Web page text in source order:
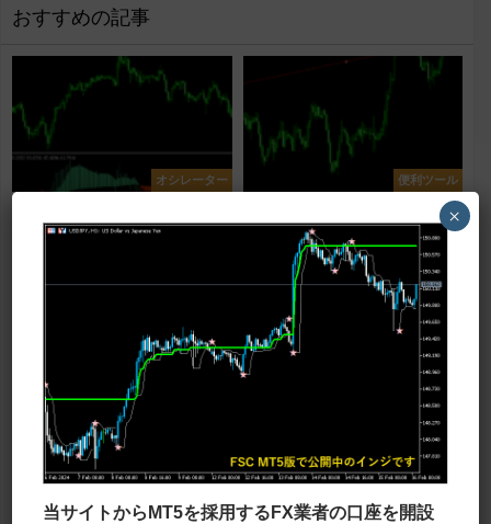
おすすめの記事
オシレーター
「Rsi-divergence-candles」
便利ツール
自分で引いたラインをブレイク
したらアラートを鳴らせる
「Breakout」
自分で引いたラインに価格がタッチした
らアラートを鳴らすことができるインジ
です。 このインジを使えば、任意のラ
インでアラートを鳴らせます。 使...
計算は複雑そうだが、使い方は
シンプルなオシレーター
ローソク足
チャート上に年足を重ねて表示
する「Y1_Candles_BTEv」
当サイトからMT5を採用するFX業者の口座を開設
×